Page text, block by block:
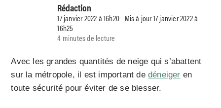
Rédaction
17 janvier 2022 à 16h20 - Mis à jour 17 janvier 2022 à
16h25
4 minutes de lecture
Avec les grandes quantités de neige qui s’abattent
sur la métropole, il est important dedéneiger en
toute sécurité pour éviter de se blesser.